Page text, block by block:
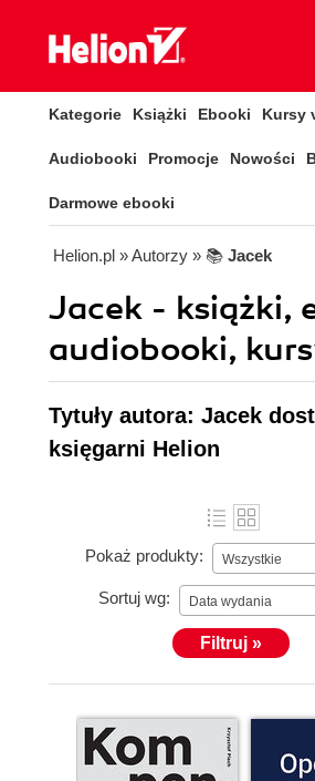
Kategorie Książki Ebooki Kursy
Audiobooki Promocje Nowości
Darmowe ebooki
Helion.pl » Autorzy » 📚 Jacek
Jacek - książki,
audiobooki,
Tytuły autora: Jacek
księgarni Helion
Pokaż produkty: Wszystkie
Sortuj wg: Data wydania
Filtruj »